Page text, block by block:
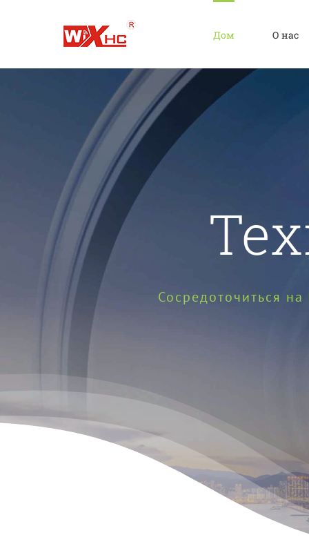
содержимому
Дом О нас
Сосредоточиться